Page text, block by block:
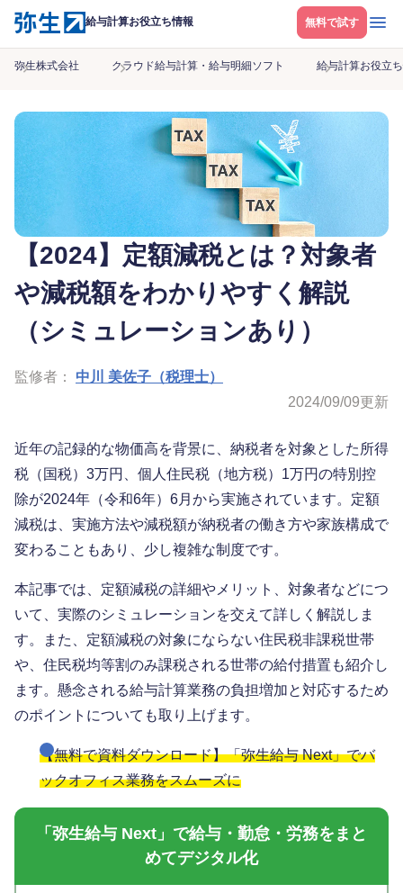
給与計算お役立ち情報 無料で試す メニ
弥生株式会社 クラウド給与計算・給与明細ソフト 給与計算お役立
【2024】定額減税とは？対象者
や減税額をわかりやすく解説
（シミュレーションあり）
監修者： 中川 美佐子（税理士）
2024/09/09更新
近年の記録的な物価高を背景に、納税者を対象とした所得
税（国税）3万円、個人住民税（地方税）1万円の特別控
除が2024年（令和6年）6月から実施されています。定額
減税は、実施方法や減税額が納税者の働き方や家族構成で
変わることもあり、少し複雑な制度です。
本記事では、定額減税の詳細やメリット、対象者などにつ
いて、実際のシミュレーションを交えて詳しく解説しま
す。また、定額減税の対象にならない住民税非課税世帯
や、住民税均等割のみ課税される世帯の給付措置も紹介し
ます。懸念される給与計算業務の負担増加と対応するため
のポイントについても取り上げます。
【無料で資料ダウンロード】「弥生給与 Next」でバ
ックオフィス業務をスムーズに
「弥生給与 Next」で給与・勤怠・労務をまと
めてデジタル化